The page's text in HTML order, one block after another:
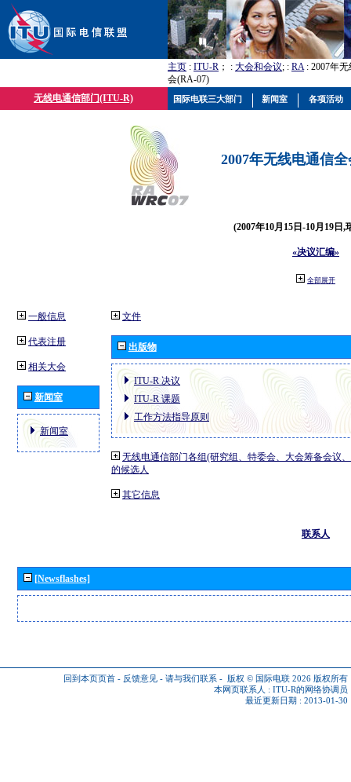
主页 : ITU-R ； : 大会和会议; : RA: 2007年
会(RA-07)
无线电通信部门(ITU-R)
2007年无线电通信
(2007年10月15日-10月19日,
«决议汇编»
全部展开
一般信息
代表注册
相关大会
新闻室
新闻室
文件
出版物
ITU-R 决议
ITU-R 课题
工作方法指导原则
无线电通信部门各组(研究组、特委会、大会筹备会议
的候选人
其它信息
联系人
[Newsflashes]
回到本页页首 - 反馈意见 - 请与我们联系 - 版权 © 国际电联 2026 版权所有
本网页联系人 : ITU-R的网络协调员
最近更新日期 : 2013-01-30
国际电联三大部门 新闻室 各项活动